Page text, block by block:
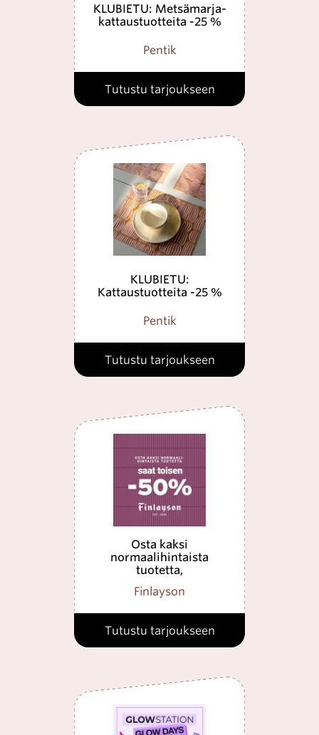
KLUBIETU: Metsämarja-
kattaustuotteita -25 %
Pentik
Tutustu tarjoukseen
KLUBIETU:
Kattaustuotteita -25 %
Pentik
Tutustu tarjoukseen
Osta kaksi
normaalihintaista
tuotetta,
Finlayson
Tutustu tarjoukseen